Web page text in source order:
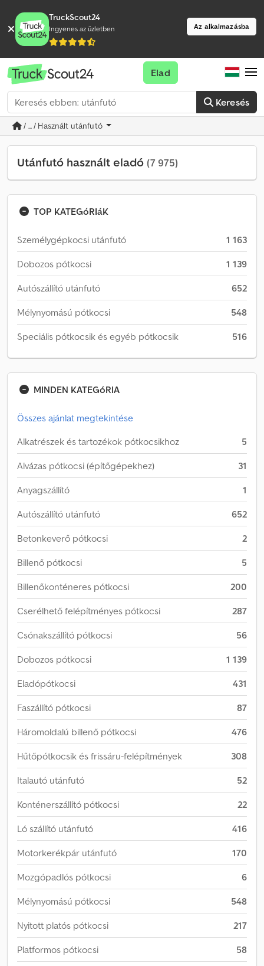
TruckScout24
Ingyenes az üzletben Az alkalmazásba
Keresés
Elad
/ ... / Használt utánfutó
Utánfutó használt eladó (7 975)
TOP KATEGóRIáK
Személygépkocsi utánfutó 1 163
Dobozos pótkocsi 1 139
Autószállító utánfutó 652
Mélynyomású pótkocsi 548
Speciális pótkocsik és egyéb pótkocsik 516
MINDEN KATEGóRIA
Összes ajánlat megtekintése
Alkatrészek és tartozékok pótkocsikhoz
5
Alvázas pótkocsi (építőgépekhez) 31
Anyagszállító 1
Autószállító utánfutó 652
Betonkeverő pótkocsi 2
Billenő pótkocsi 5
Billenőkonténeres pótkocsi 200
Cserélhető felépítményes pótkocsi 287
Csónakszállító pótkocsi 56
Dobozos pótkocsi 1 139
Eladópótkocsi 431
Faszállító pótkocsi 87
Háromoldalú billenő pótkocsi 476
Hűtőpótkocsik és frissáru-felépítmények 308
Italautó utánfutó 52
Konténerszállító pótkocsi 22
Ló szállító utánfutó 416
Motorkerékpár utánfutó 170
Mozgópadlós pótkocsi 6
Mélynyomású pótkocsi 548
Nyitott platós pótkocsi 217
Platformos pótkocsi 58